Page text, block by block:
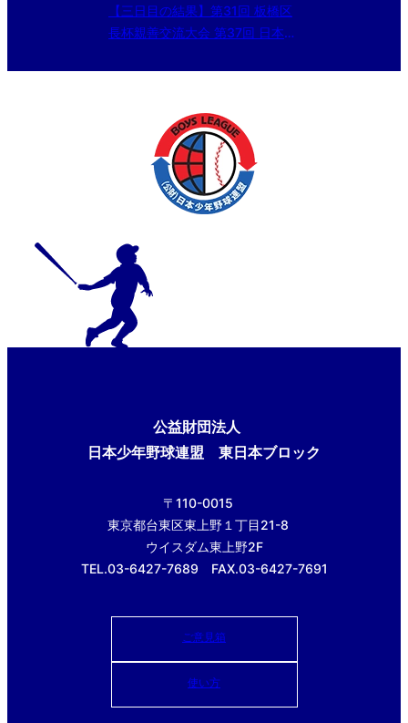
【三日目の結果】第31回 板橋区
長杯親善交流大会 第37回 日本少
支部予選
公益財団法人
日本少年野球連盟 東日本ブロック
〒110-0015
東京都台東区東上野１丁目21-8
ウイスダム東上野2F
TEL.03-6427-7689 FAX.03-6427-7691
ご意見箱
使い方